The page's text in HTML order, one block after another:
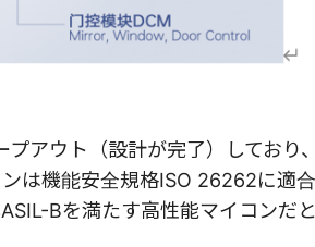
アウト（設計が完了）しており
は機能安全規格ISO 26262に適
Bを満たす高性能マイコンだ